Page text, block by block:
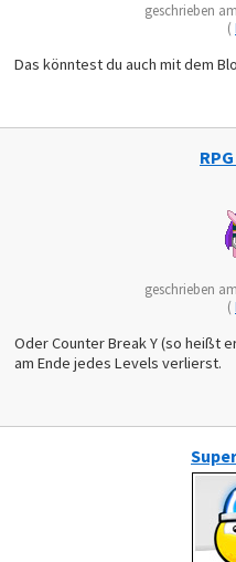
geschrieben
(
Das könntest du auch mit dem
geschrieben
(
Oder Counter Break Y (so heißt
am Ende jedes Levels verlierst.